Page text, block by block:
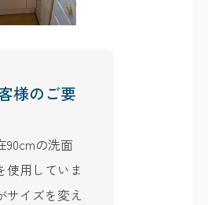
様のご要
90cmの洗面
使用していま
サイズを変え